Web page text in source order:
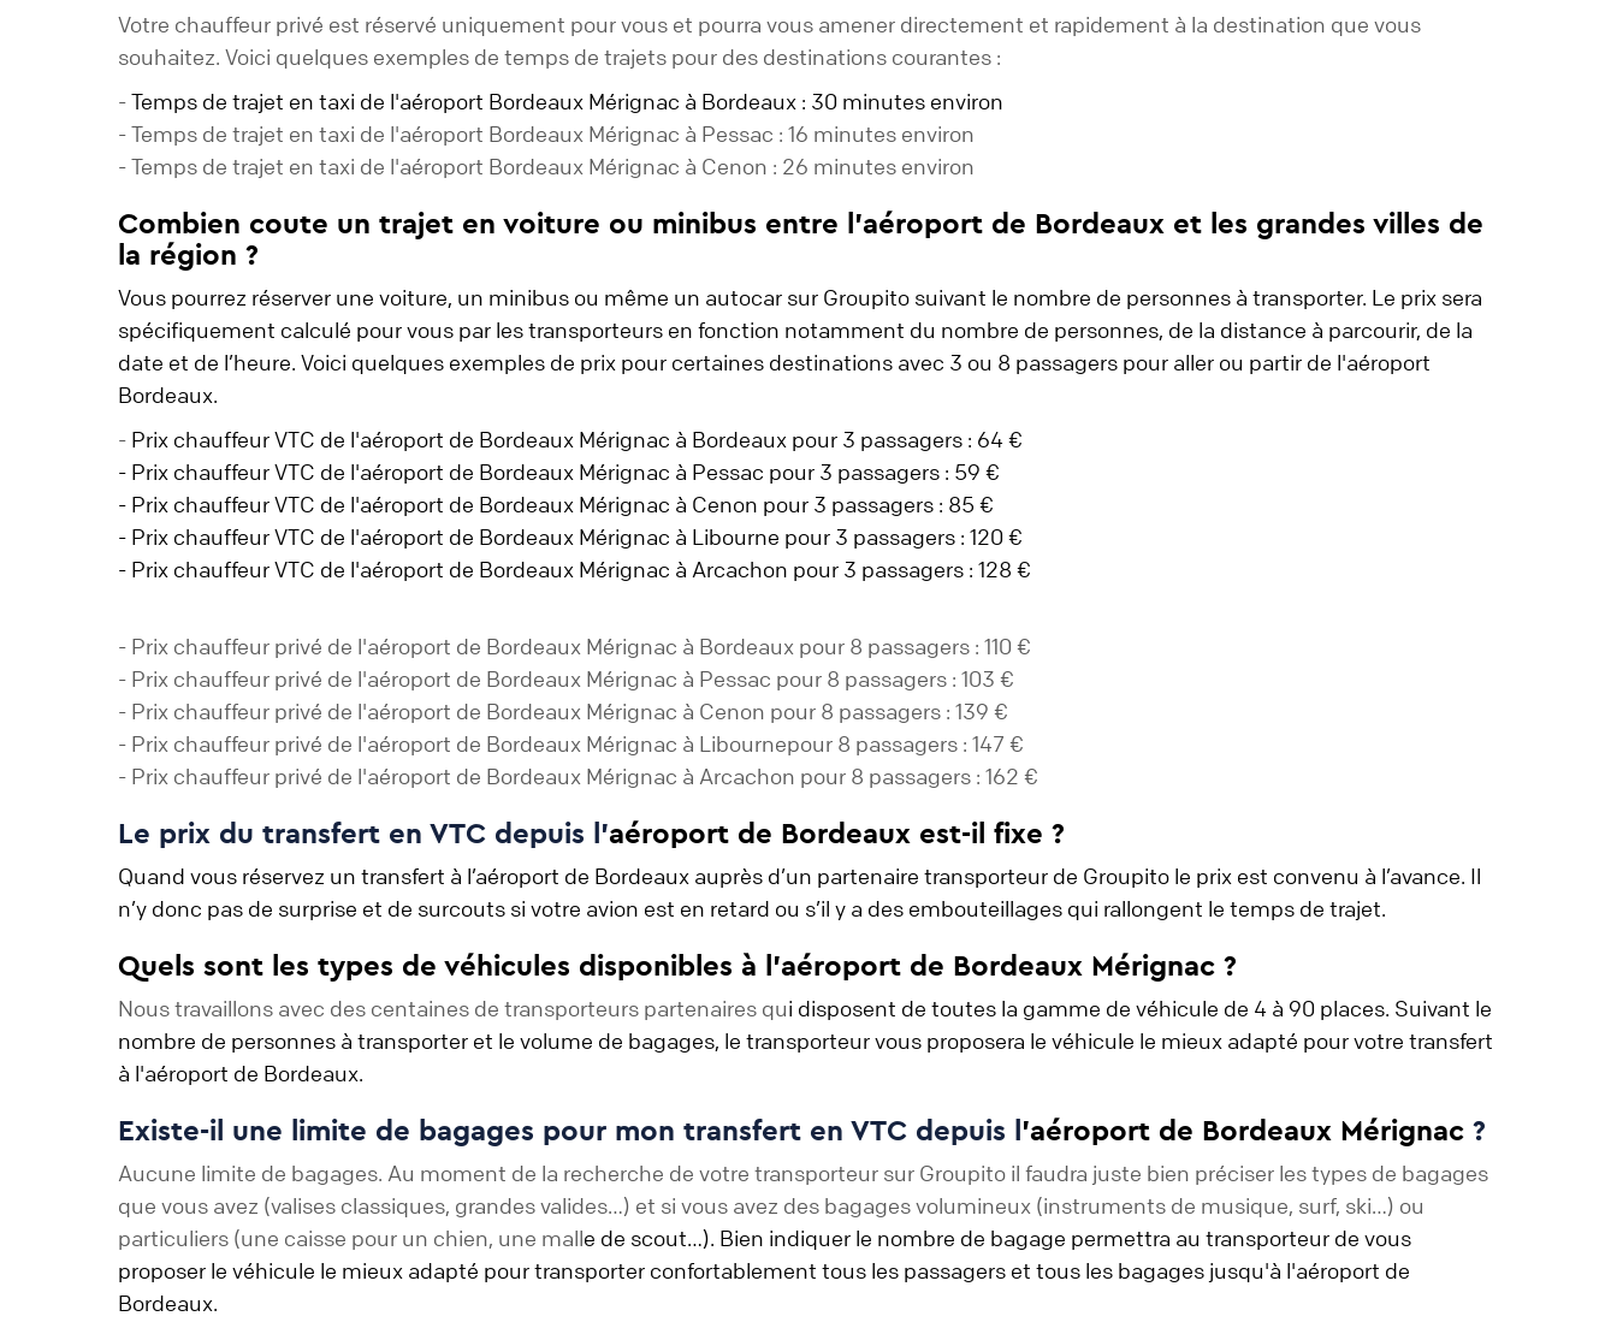
Votre chauffeur privé est réservé uniquement pour vous et pourra vous amener directement et rapidement à la destination que vous
souhaitez. Voici quelques exemples de temps de trajets pour des destinations courantes :
-Temps de trajet en taxi de l'aéroport Bordeaux Mérignac à Bordeaux : 30 minutes environ
- Temps de trajet en taxi de l'aéroport Bordeaux Mérignac à Pessac : 16 minutes environ
- Temps de trajet en taxi de l'aéroport Bordeaux Mérignac à Cenon : 26 minutes environ
Combien coute un trajet en voiture ou minibus entre l'aéroport de Bordeaux et les grandes villes de
la région ?
Vous pourrez réserver une voiture, un minibus ou même un autocar sur Groupito suivant le nombre de personnes à transporter. Le prix sera
spécifiquement calculé pour vous par les transporteurs en fonction notamment du nombre de personnes, de la distance à parcourir, de la
date et de l’heure. Voici quelques exemples de prix pour certaines destinations avec 3 ou 8 passagers pour aller ou partir de l'aéroport
Bordeaux.
- Prix chauffeur VTC de l'aéroport de Bordeaux Mérignac à Bordeaux pour 3 passagers : 64 €
- Prix chauffeur VTC de l'aéroport de Bordeaux Mérignac à Pessac pour 3 passagers : 59 €
- Prix chauffeur VTC de l'aéroport de Bordeaux Mérignac à Cenon pour 3 passagers : 85 €
- Prix chauffeur VTC de l'aéroport de Bordeaux Mérignac à Libourne pour 3 passagers : 120 €
- Prix chauffeur VTC de l'aéroport de Bordeaux Mérignac à Arcachon pour 3 passagers : 128 €
- Prix chauffeur privé de l'aéroport de Bordeaux Mérignac à Bordeaux pour 8 passagers : 110 €
- Prix chauffeur privé de l'aéroport de Bordeaux Mérignac à Pessac pour 8 passagers : 103 €
- Prix chauffeur privé de l'aéroport de Bordeaux Mérignac à Cenon pour 8 passagers : 139 €
- Prix chauffeur privé de l'aéroport de Bordeaux Mérignac à Libournepour 8 passagers : 147 €
- Prix chauffeur privé de l'aéroport de Bordeaux Mérignac à Arcachon pour 8 passagers : 162 €
Le prix du transfert en VTC depuis l'aéroport de Bordeaux est-il fixe ?
Quand vous réservez un transfert à l’aéroport de Bordeaux auprès d’un partenaire transporteur de Groupito le prix est convenu à l’avance. Il
n’y donc pas de surprise et de surcouts si votre avion est en retard ou s’il y a des embouteillages qui rallongent le temps de trajet.
Quels sont les types de véhicules disponibles à l'aéroport de Bordeaux Mérignac ?
Nous travaillons avec des centaines de transporteurs partenaires qui disposent de toutes la gamme de véhicule de 4 à 90 places. Suivant le
nombre de personnes à transporter et le volume de bagages, le transporteur vous proposera le véhicule le mieux adapté pour votre transfert
à l'aéroport de Bordeaux.
Existe-il une limite de bagages pour mon transfert en VTC depuis l'aéroport de Bordeaux Mérignac?
Aucune limite de bagages. Au moment de la recherche de votre transporteur sur Groupito il faudra juste bien préciser les types de bagages
que vous avez (valises classiques, grandes valides…) et si vous avez des bagages volumineux (instruments de musique, surf, ski…) ou
particuliers (une caisse pour un chien, une malle de scout…). Bien indiquer le nombre de bagage permettra au transporteur de vous
proposer le véhicule le mieux adapté pour transporter confortablement tous les passagers et tous les bagages jusqu'à l'aéroport de
Bordeaux.